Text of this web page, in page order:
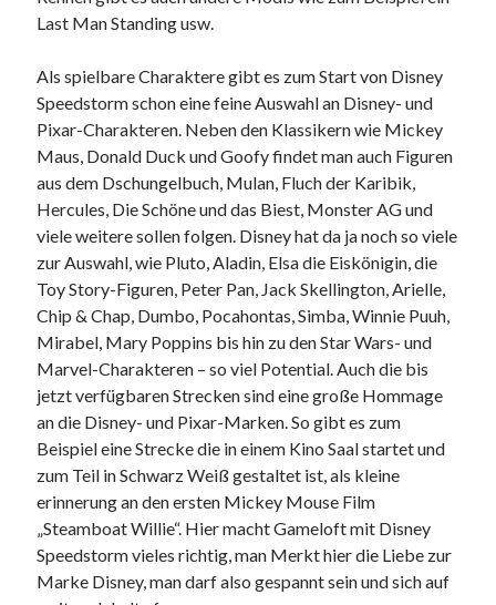
Last Man Standing usw.
Als spielbare Charaktere gibt es zum Start von Disney
Speedstorm schon eine feine Auswahl an Disney- und
Pixar-Charakteren. Neben den Klassikern wie Mickey
Maus, Donald Duck und Goofy findet man auch Figuren
aus dem Dschungelbuch, Mulan, Fluch der Karibik,
Hercules, Die Schöne und das Biest, Monster AG und
viele weitere sollen folgen. Disney hat da ja noch so viele
zur Auswahl, wie Pluto, Aladin, Elsa die Eiskönigin, die
Toy Story-Figuren, Peter Pan, Jack Skellington, Arielle,
Chip & Chap, Dumbo, Pocahontas, Simba, Winnie Puuh,
Mirabel, Mary Poppins bis hin zu den Star Wars- und
Marvel-Charakteren – so viel Potential. Auch die bis
jetzt verfügbaren Strecken sind eine große Hommage
an die Disney- und Pixar-Marken. So gibt es zum
Beispiel eine Strecke die in einem Kino Saal startet und
zum Teil in Schwarz Weiß gestaltet ist, als kleine
erinnerung an den ersten Mickey Mouse Film
„Steamboat Willie“. Hier macht Gameloft mit Disney
Speedstorm vieles richtig, man Merkt hier die Liebe zur
Marke Disney, man darf also gespannt sein und sich auf